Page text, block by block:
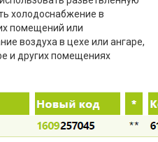
холодоснабжение в
помещений или
воздуха в цехе или ангаре,
и других помещениях